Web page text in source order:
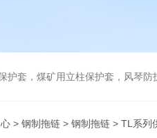
护套，煤矿用立柱保护套，风琴
> 钢制拖链 > 钢制拖链 > TL系列